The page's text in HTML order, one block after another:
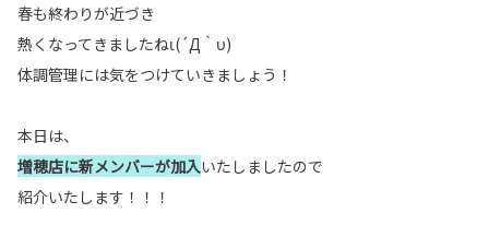
春も終わりが近づき
熱くなってきましたねι(´Д｀υ)
体調管理には気をつけていきましょう！
本日は、
増穂店に新メンバーが加入いたしましたので
紹介いたします！！！